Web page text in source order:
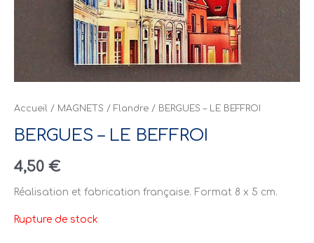
Accueil / MAGNETS / Flandre / BERGUES – LE BEFFROI
BERGUES – LE BEFFROI
4,50 €
Réalisation et fabrication française. Format 8 x 5 cm.
Rupture de stock